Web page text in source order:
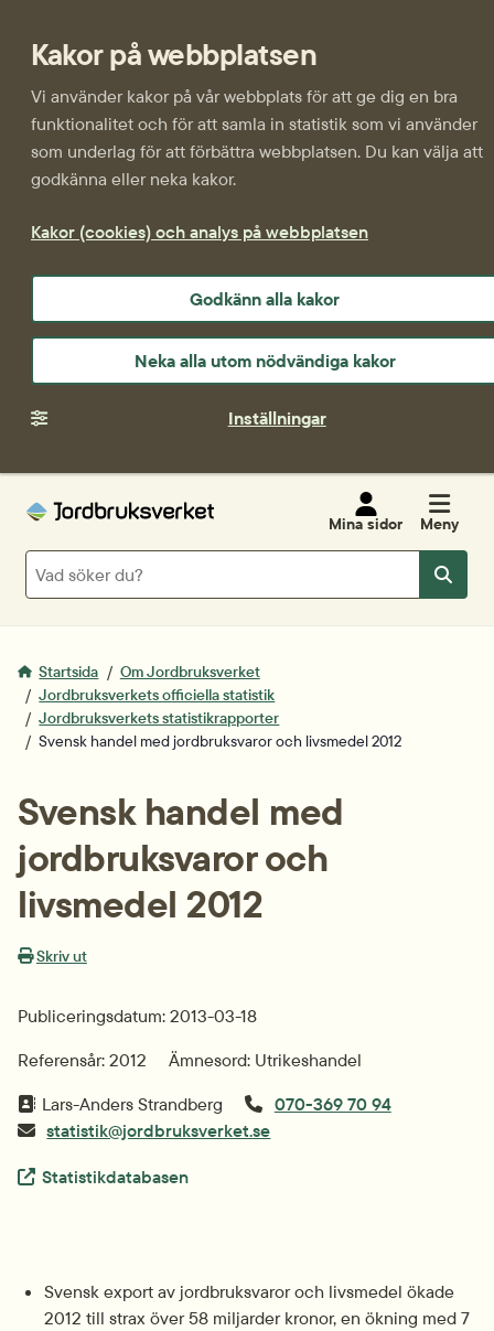
Kakor på webbplatsen
Vi använder kakor på vår webbplats för att ge dig en bra
funktionalitet och för att samla in statistik som vi använder
som underlag för att förbättra webbplatsen. Du kan välja att
godkänna eller neka kakor.
Kakor (cookies) och analys på webbplatsen
Godkänn alla kakor
Neka alla utom nödvändiga kakor
Inställningar
Mina sidor Meny
Sök
Sök
Startsida
Om Jordbruksverket
Jordbruksverkets officiella statistik
Jordbruksverkets statistikrapporter
Svensk handel med jordbruksvaror och livsmedel 2012
Svensk handel med
jordbruksvaror och
livsmedel 2012
Skriv ut
Publiceringsdatum: 2013-03-18
Referensår: 2012
Ämnesord: Utrikeshandel
Lars-Anders Strandberg
070-369 70 94
statistik@jordbruksverket.se
Extern länk.
Statistikdatabasen
Svensk export av jordbruksvaror och livsmedel ökade
2012 till strax över 58 miljarder kronor, en ökning med 7